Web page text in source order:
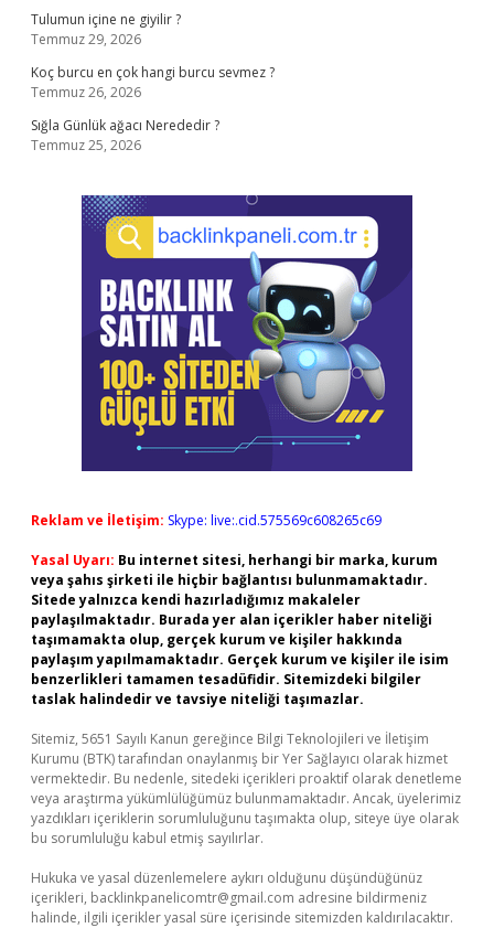
Tulumun içine ne giyilir ?
Temmuz 29, 2026
Koç burcu en çok hangi burcu sevmez ?
Temmuz 26, 2026
Sığla Günlük ağacı Nerededir ?
Temmuz 25, 2026
Reklam ve İletişim: Skype: live:.cid.575569c608265c69
Yasal Uyarı: Bu internet sitesi, herhangi bir marka, kurum
veya şahıs şirketi ile hiçbir bağlantısı bulunmamaktadır.
Sitede yalnızca kendi hazırladığımız makaleler
paylaşılmaktadır. Burada yer alan içerikler haber niteliği
taşımamakta olup, gerçek kurum ve kişiler hakkında
paylaşım yapılmamaktadır. Gerçek kurum ve kişiler ile isim
benzerlikleri tamamen tesadüfidir. Sitemizdeki bilgiler
taslak halindedir ve tavsiye niteliği taşımazlar.
Sitemiz, 5651 Sayılı Kanun gereğince Bilgi Teknolojileri ve İletişim
Kurumu (BTK) tarafından onaylanmış bir Yer Sağlayıcı olarak hizmet
vermektedir. Bu nedenle, sitedeki içerikleri proaktif olarak denetleme
veya araştırma yükümlülüğümüz bulunmamaktadır. Ancak, üyelerimiz
yazdıkları içeriklerin sorumluluğunu taşımakta olup, siteye üye olarak
bu sorumluluğu kabul etmiş sayılırlar.
Hukuka ve yasal düzenlemelere aykırı olduğunu düşündüğünüz
içerikleri, backlinkpanelicomtr@gmail.com adresine bildirmeniz
halinde, ilgili içerikler yasal süre içerisinde sitemizden kaldırılacaktır.